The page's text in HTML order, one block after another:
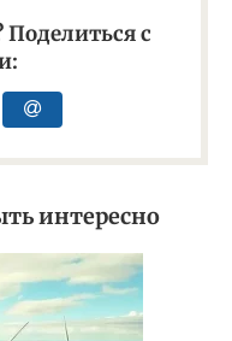
Поделиться с
интересно